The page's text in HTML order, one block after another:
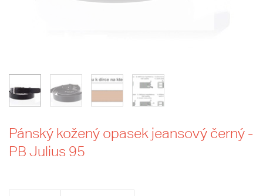
Pánský kožený opasek jeansový černý -
PB Julius 95